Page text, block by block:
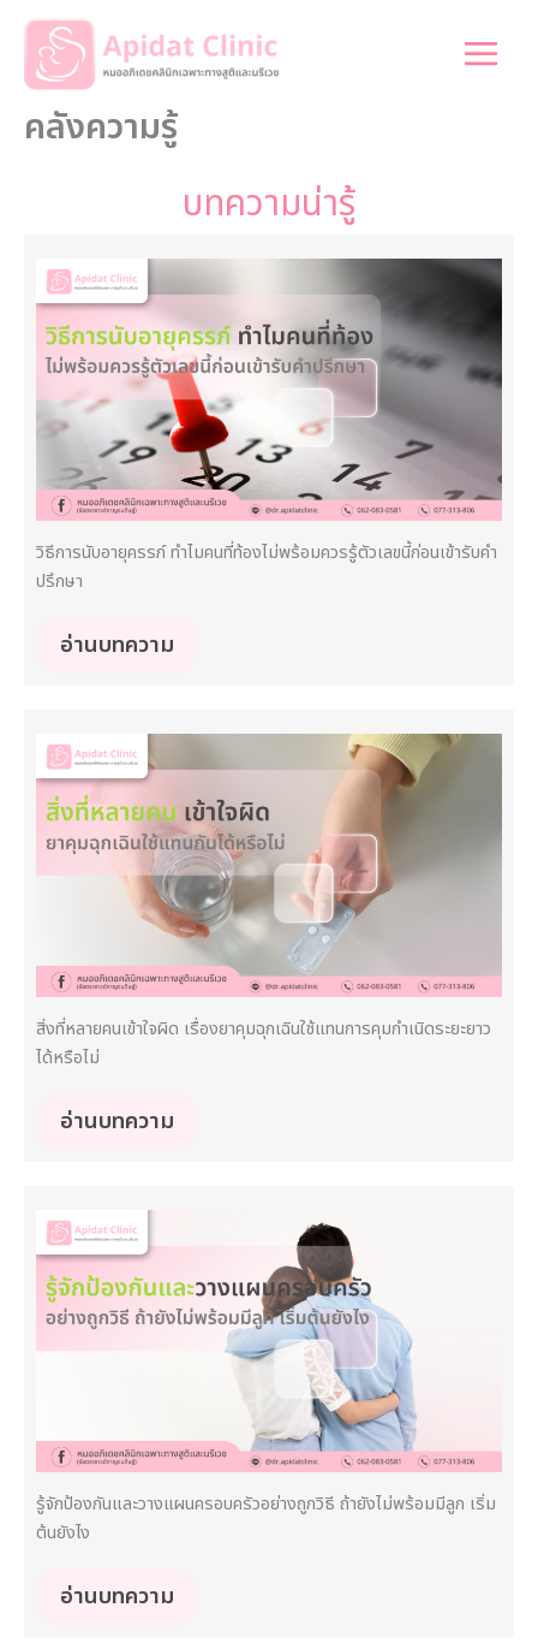
content
คลังความรู้
บทความน่ารู้
วิธีการนับอายุครรภ์ ทำไมคนที่ท้องไม่พร้อมควรรู้ตัวเลขนี้ก่อนเข้ารับคำ
ปรึกษา
อ่านบทความ
สิ่งที่หลายคนเข้าใจผิด เรื่องยาคุมฉุกเฉินใช้แทนการคุมกำเนิดระยะยาว
ได้หรือไม่
อ่านบทความ
รู้จักป้องกันและวางแผนครอบครัวอย่างถูกวิธี ถ้ายังไม่พร้อมมีลูก เริ่ม
ต้นยังไง
อ่านบทความ